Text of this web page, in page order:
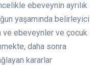
ebeveynin ayrılık
yaşamında belirleyici
ve ebeveynler ve çocuk
daha sonra
kararlar